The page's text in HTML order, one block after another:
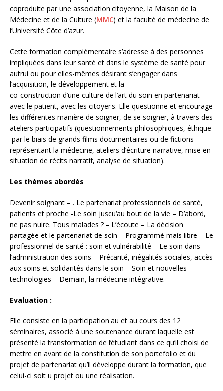
coproduite par une association citoyenne, la Maison de la
Médecine et de la Culture (MMC) et la faculté de médecine de
l’Université Côte d’azur.
Cette formation complémentaire s’adresse à des personnes
impliquées dans leur santé et dans le système de santé pour
autrui ou pour elles-mêmes désirant s’engager dans
l’acquisition, le développement et la
co-construction d’une culture de l’art du soin en partenariat
avec le patient, avec les citoyens. Elle questionne et encourage
les différentes manière de soigner, de se soigner, à travers des
ateliers participatifs (questionnements philosophiques, éthique
par le biais de grands films documentaires ou de fictions
représentant la médecine, ateliers d’écriture narrative, mise en
situation de récits narratif, analyse de situation).
Les thèmes abordés
Devenir soignant – . Le partenariat professionnels de santé,
patients et proche -Le soin jusqu‘au bout de la vie – D’abord,
ne pas nuire. Tous malades ? – L’écoute – La décision
partagée et le partenariat de soin – Programmé mais libre – Le
professionnel de santé : soin et vulnérabilité – Le soin dans
l’administration des soins – Précarité, inégalités sociales, accès
aux soins et solidarités dans le soin – Soin et nouvelles
technologies – Demain, la médecine intégrative.
Evaluation :
Elle consiste en la participation au et au cours des 12
séminaires, associé à une soutenance durant laquelle est
présenté la transformation de l’étudiant dans ce qu’il choisi de
mettre en avant de la constitution de son portefolio et du
projet de partenariat qu’il développe durant la formation, que
celui-ci soit u projet ou une réalisation.